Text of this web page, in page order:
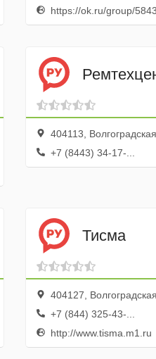
https://ok.ru/group/
404113, Волгоградская обл.,
+7 (8443) 34-17-...
Тисма
404127, Волгоградская обл.,
+7 (844) 325-43-...
http://www.tisma.m1.ru